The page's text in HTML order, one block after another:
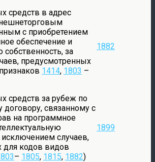
средств в адрес
с приобретением
обеспечение и
собственность, за
предусмотренных
1414, 1803 –
1882
средств за рубеж по
связанному с
на программное
исключением случаев,
для кодов видов
– 1805, 1815, 1882)
1899